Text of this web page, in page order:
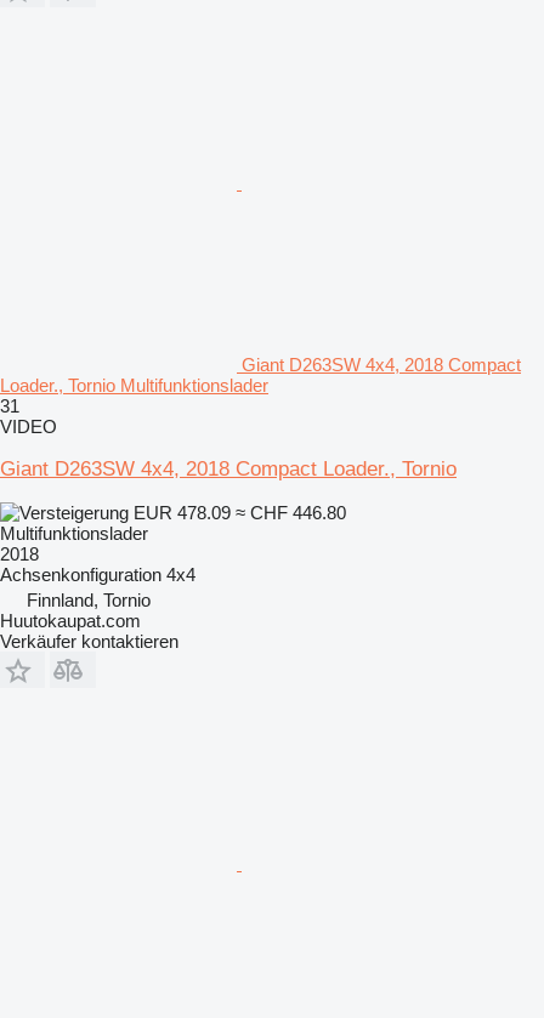
Giant D263SW 4x4, 2018 Compact
Loader., Tornio Multifunktionslader
31
VIDEO
Giant D263SW 4x4, 2018 Compact Loader., Tornio
EUR 478.09 ≈ CHF 446.80
Multifunktionslader
2018
Achsenkonfiguration 4x4
Finnland, Tornio
Huutokaupat.com
Verkäufer kontaktieren